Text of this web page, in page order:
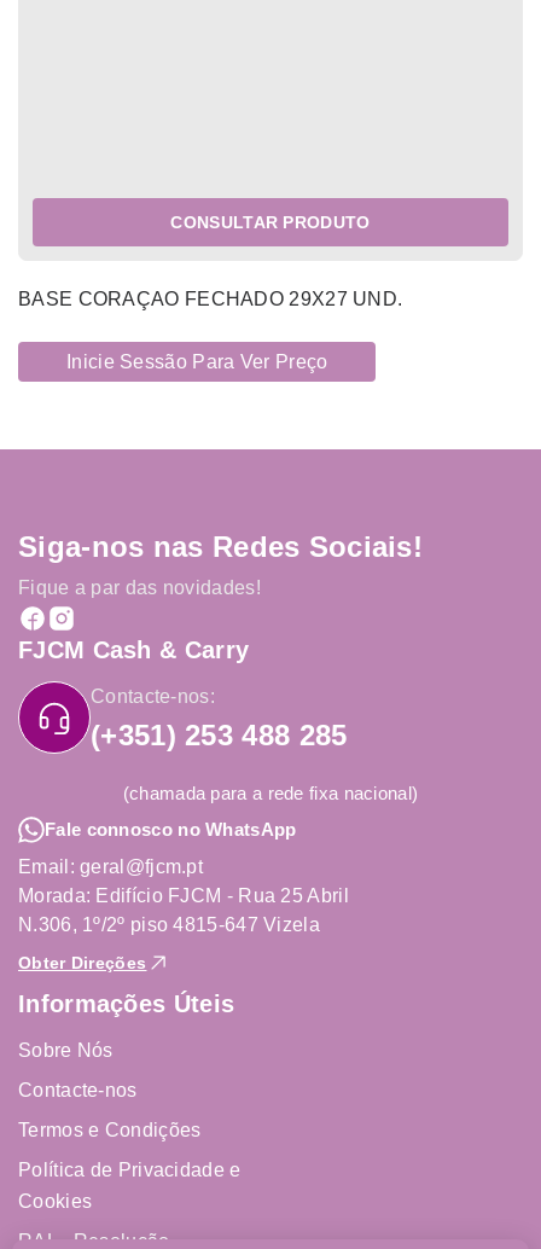
CONSULTAR PRODUTO
BASE CORAÇAO FECHADO 29X27 UND.
Inicie Sessão Para Ver Preço
Siga-nos nas Redes Sociais!
Fique a par das novidades!
FJCM Cash & Carry
Contacte-nos:
(+351) 253 488 285
(chamada para a rede fixa nacional)
Fale connosco no WhatsApp
Email: geral@fjcm.pt
Morada: Edifício FJCM - Rua 25 Abril
N.306, 1º/2º piso 4815-647 Vizela
Obter Direções
Informações Úteis
Sobre Nós
Contacte-nos
Termos e Condições
Política de Privacidade e
Cookies
RAL - Resolução